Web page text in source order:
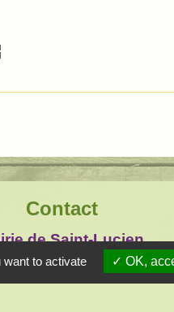
Contact
de Saint-Lucien
chemin de la Tour
Lucien - FRANCE
to activate OK,